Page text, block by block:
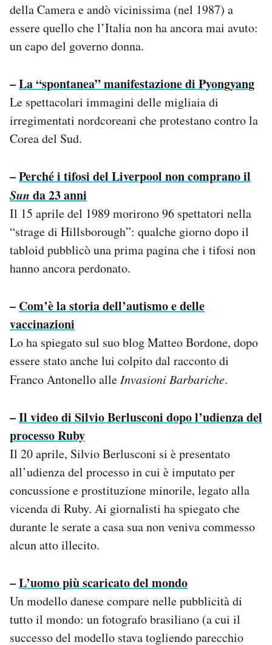
della Camera e andò vicinissima (nel 1987) a
essere quello che l’Italia non ha ancora mai avuto:
un capo del governo donna.
–La “spontanea” manifestazione di Pyongyang
Le spettacolari immagini delle migliaia di
irregimentati nordcoreani che protestano contro la
Corea del Sud.
–Perché i tifosi del Liverpool non comprano il
Sun da 23 anni
Il 15 aprile del 1989 morirono 96 spettatori nella
“strage di Hillsborough”: qualche giorno dopo il
tabloid pubblicò una prima pagina che i tifosi non
hanno ancora perdonato.
– Com’è la storia dell’autismo e delle
vaccinazioni
Lo ha spiegato sul suo blog Matteo Bordone, dopo
essere stato anche lui colpito dal racconto di
Franco Antonello alle Invasioni Barbariche.
–Il video di Silvio Berlusconi dopo l’udienza del
processo Ruby
Il 20 aprile, Silvio Berlusconi si è presentato
all’udienza del processo in cui è imputato per
concussione e prostituzione minorile, legato alla
vicenda di Ruby. Ai giornalisti ha spiegato che
durante le serate a casa sua non veniva commesso
alcun atto illecito.
–L’uomo più scaricato del mondo
Un modello danese compare nelle pubblicità di
tutto il mondo: un fotografo brasiliano (a cui il
successo del modello stava togliendo parecchio